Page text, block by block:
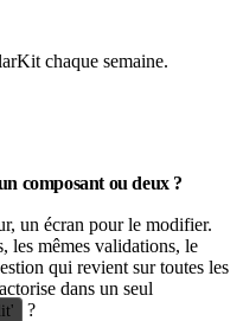
chaque semaine.
composant ou deux ?
un écran pour le modifier.
les mêmes validations, le
qui revient sur toutes les
dans un seul
?